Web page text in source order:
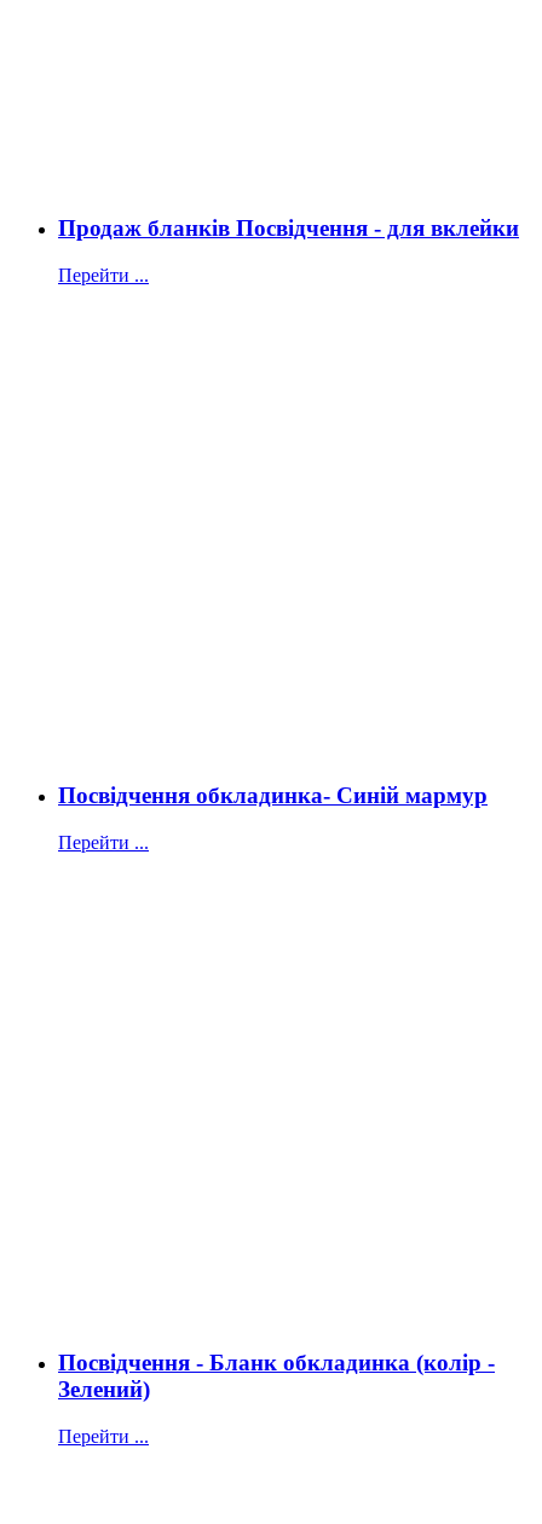
Продаж бланків Посвідчення - для вклейки
Перейти ...
Посвідчення обкладинка- Синій мармур
Перейти ...
Посвідчення - Бланк обкладинка (колір -
Зелений)
Перейти ...